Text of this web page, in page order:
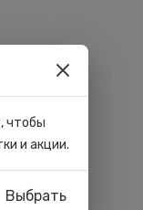
чтобы
и акции.
Выбрать